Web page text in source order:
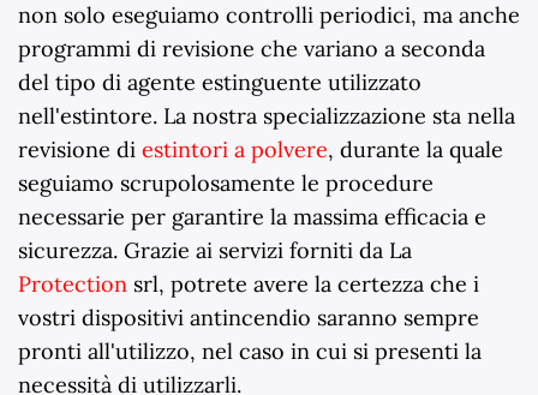
non solo eseguiamo controlli periodici, ma anche
programmi di revisione che variano a seconda
del tipo di agente estinguente utilizzato
nell'estintore. La nostra specializzazione sta nella
revisione di estintori a polvere, durante la quale
seguiamo scrupolosamente le procedure
necessarie per garantire la massima efficacia e
sicurezza. Grazie ai servizi forniti da La
Protection srl, potrete avere la certezza che i
vostri dispositivi antincendio saranno sempre
pronti all'utilizzo, nel caso in cui si presenti la
necessità di utilizzarli.